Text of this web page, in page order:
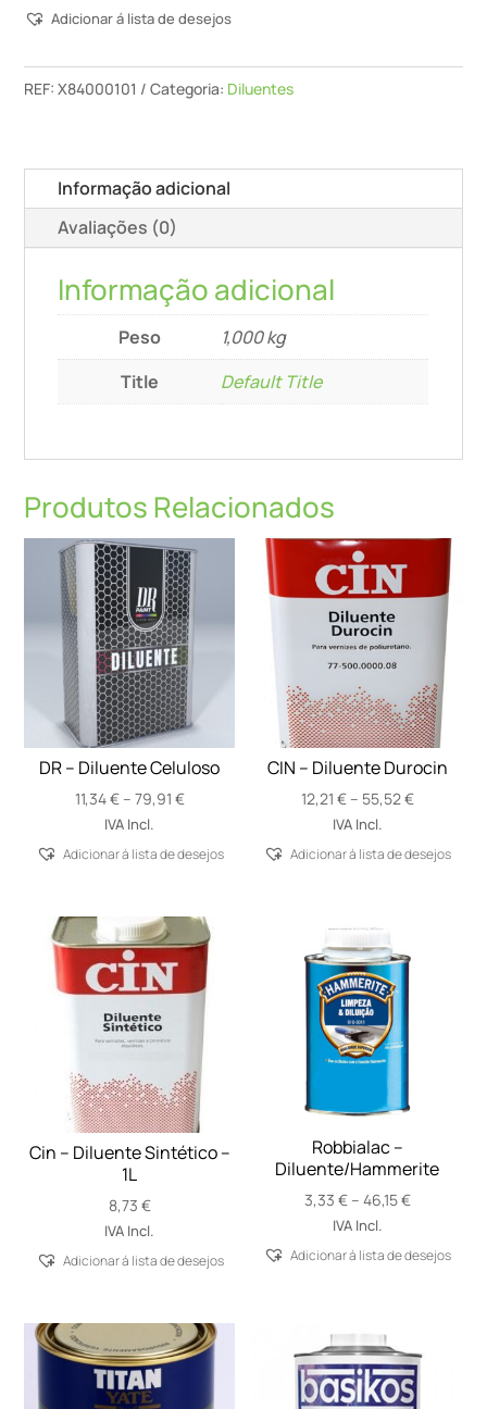
-
Diluente
840)
-
Adicionar á lista de desejos
REF:X84000101 Categoria: Diluentes
Informação adicional
Avaliações (0)
Informação adicional
Peso
1,000 kg
Title
Default Title
Produtos Relacionados
DR – Diluente Celuloso
11,34€ – 79,91 €Price
through
IVA Incl.
Adicionar á lista de desejos
CIN – Diluente Durocin
12,21 € – 55,52€Price
through
IVA Incl.
Adicionar á lista de desejos
Cin – Diluente Sintético –
1L
8,73 €
IVA Incl.
Adicionar á lista de desejos
Robbialac –
Diluente/Hammerite
3,33 € – 46,15€Price
through
IVA Incl.
Adicionar á lista de desejos